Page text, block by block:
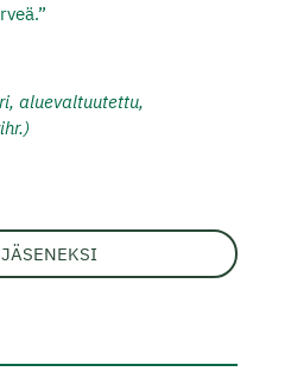
aluevaltuutettu,